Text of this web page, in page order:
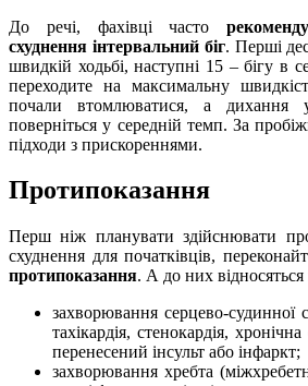
До речі, фахівці часто
схуднення інтервальний біг. Перші
швидкій ходьбі, наступні 15 – бігу в
переходите на максимальну
почали втомлюватися, а дихання
поверніться у середній темп. За
підходи з прискореннями.
Протипоказання
Перш ніж планувати здійснювати
схуднення для початківців,
протипоказання. А до них відносяться
захворювання серцево-судинної
тахікардія, стенокардія,
перенесений інсульт або інфаркт;
захворювання хребта